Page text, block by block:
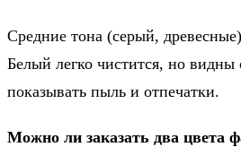
Средние тона (серый,
Белый легко чистится, но
показывать пыль и отпечатки.
Можно ли заказать два цвета